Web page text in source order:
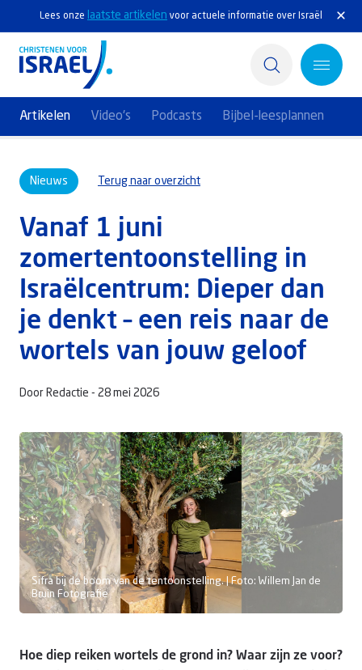
Lees onze laatste artikelen voor actuele informatie over Israël
Artikelen Video's Podcasts Bijbel-leesplannen
Actief
Ontdek
Steun Israël
Service & Contact
Kennisbank
Doneer
Nieuws Terug naar overzicht
Vanaf 1 juni
zomertentoonstelling in
Israëlcentrum: Dieper dan
je denkt – een reis naar de
wortels van jouw geloof
Door Redactie - 28 mei 2026
Sifra bij de boom van de tentoonstelling. | Foto: Willem Jan de
Bruin Fotografie
Hoe diep reiken wortels de grond in? Waar zijn ze voor?